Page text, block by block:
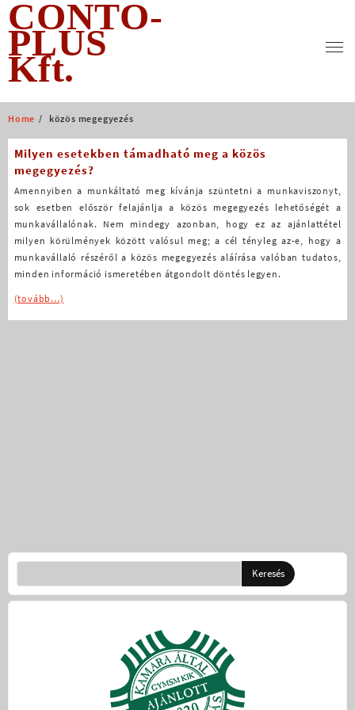
Skip
content
CONTO-
PLUS
Kft.
Home közös megegyezés
Milyen esetekben támadható meg a közös
megegyezés?
Amennyiben a munkáltató meg kívánja szüntetni a munkaviszonyt,
sok esetben először felajánlja a közös megegyezés lehetőségét a
munkavállalónak. Nem mindegy azonban, hogy ez az ajánlattétel
milyen körülmények között valósul meg; a cél tényleg az-e, hogy a
munkavállaló részéről a közös megegyezés aláírása valóban tudatos,
minden információ ismeretében átgondolt döntés legyen.
(tovább…)